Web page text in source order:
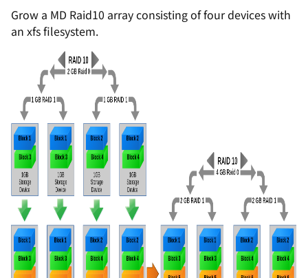
Grow a MD Raid10 array consisting of four devices with
an xfs filesystem.